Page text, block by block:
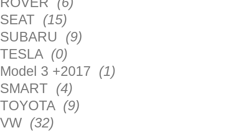
SEAT (15)
SUBARU (9)
TESLA (0)
Model 3 +2017 (1)
SMART (4)
TOYOTA (9)
VW (32)